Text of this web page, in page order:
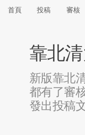
首頁 投稿 審核
靠北
新版靠北
都有了審
發出投稿